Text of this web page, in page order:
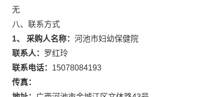
无
八、联系方式
1、 采购人名称： 河池市妇幼保健院
联系人： 罗红玲
联系电话： 15078084193
传真：